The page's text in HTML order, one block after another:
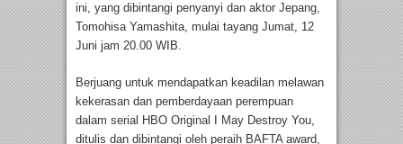
ini, yang dibintangi penyanyi dan aktor Jepang,
Tomohisa Yamashita, mulai tayang Jumat, 12
Juni jam 20.00 WIB.
Berjuang untuk mendapatkan keadilan melawan
kekerasan dan pemberdayaan perempuan
dalam serial HBO Original I May Destroy You,
ditulis dan dibintangi oleh peraih BAFTA award,